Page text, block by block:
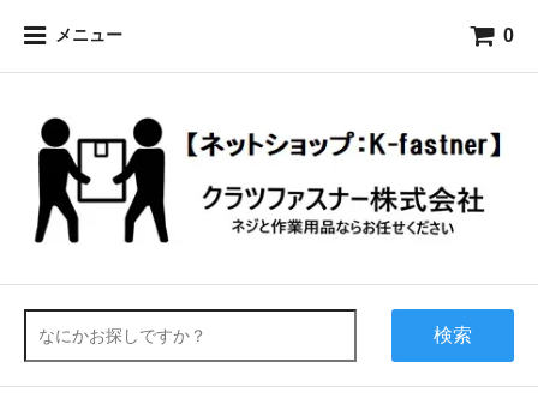
メニュー 0
検索